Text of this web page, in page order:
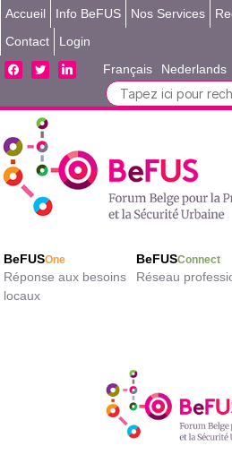
Accueil Info BeFUS Nos Services
Contact
Login
facebooktwitterlinkedin Français Nederlands
Search
for:
BeFUSOne
Réponse aux besoins
locaux
BeFUSConnect
Réseau